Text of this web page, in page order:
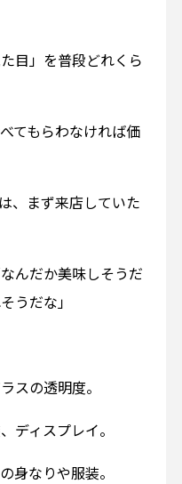
目」を普段どれくら
てもらわなければ価
、まず来店していた
んだか美味しそうだ
うだな」
スの透明度。
ディスプレイ。
身なりや服装。